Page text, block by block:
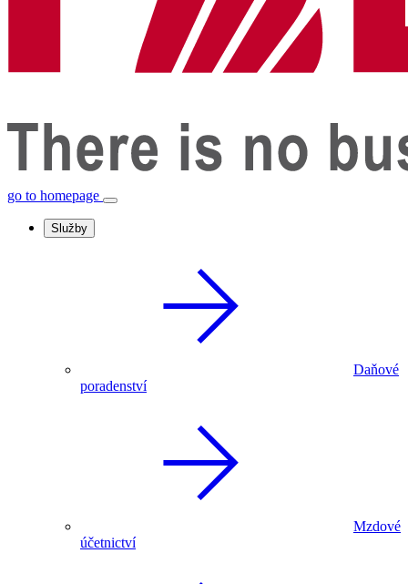
go to homepage
Služby
Daňové
poradenství
Mzdové
účetnictví